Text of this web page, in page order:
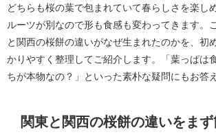
どちらも桜の葉で包まれていて春らしさを楽し
ルーツが別なので形も食感も変わってきます。
と関西の桜餅の違いがなぜ生まれたのかを、初
かりやすく整理してご紹介します。「葉っぱは
ちが本物なの？」といった素朴な疑問にもお答
関東と関西の桜餅の違いをま